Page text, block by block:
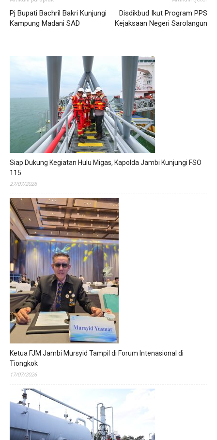
Pj Bupati Bachril Bakri Kunjungi
Kampung Madani SAD
Disdikbud Ikut Program PPS
Kejaksaan Negeri Sarolangun
Siap Dukung Kegiatan Hulu Migas, Kapolda Jambi Kunjungi FSO
115
27/07/2026
Ketua FJM Jambi Mursyid Tampil di Forum Intenasional di
Tiongkok
17/07/2026